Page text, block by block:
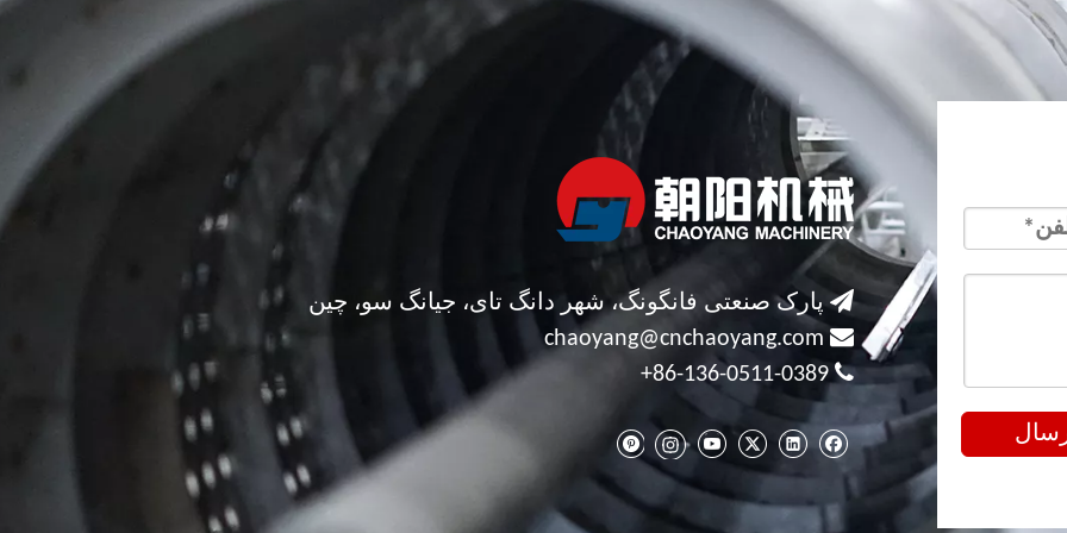
پارک صنعتی فانگونگ، شهر دانگ تای، جیانگ سو، چین

chaoyang@cnchaoyang.com

86-136-0511-0389+